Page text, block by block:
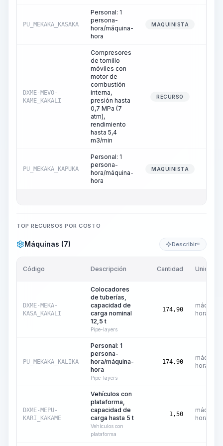
PU_MEKAKA_KASAKA
Personal: 1
persona-
hora/máquina-
hora
MAQUINISTA
DXME-MEVO-
KAME_KAKALI
Compresores
de tornillo
móviles con
motor de
combustión
interna,
presión hasta
0,7 MPa (7
atm),
rendimiento
hasta 5,4
m3/min
RECURSO
PU_MEKAKA_KAPUKA
Personal: 1
persona-
hora/máquina-
hora
MAQUINISTA
TOP RECURSOS POR COSTO
Máquinas (7) DescribirKI
Código Descripción Cantidad Unidad
DXME-MEKA-
KASA_KAKALI
Colocadores
de tuberías,
capacidad de
carga nominal
12,5 t
Pipe-layers
174,90
máquina-
hora
PU_MEKAKA_KALIKA
Personal: 1
persona-
hora/máquina-
hora
Pipe-layers
174,90
máquina-
hora
DXME-MEPU-
KARI_KAKAME
Vehículos con
plataforma,
capacidad de
carga hasta 5 t
Vehículos con
plataforma
1,50
máquina-
hora